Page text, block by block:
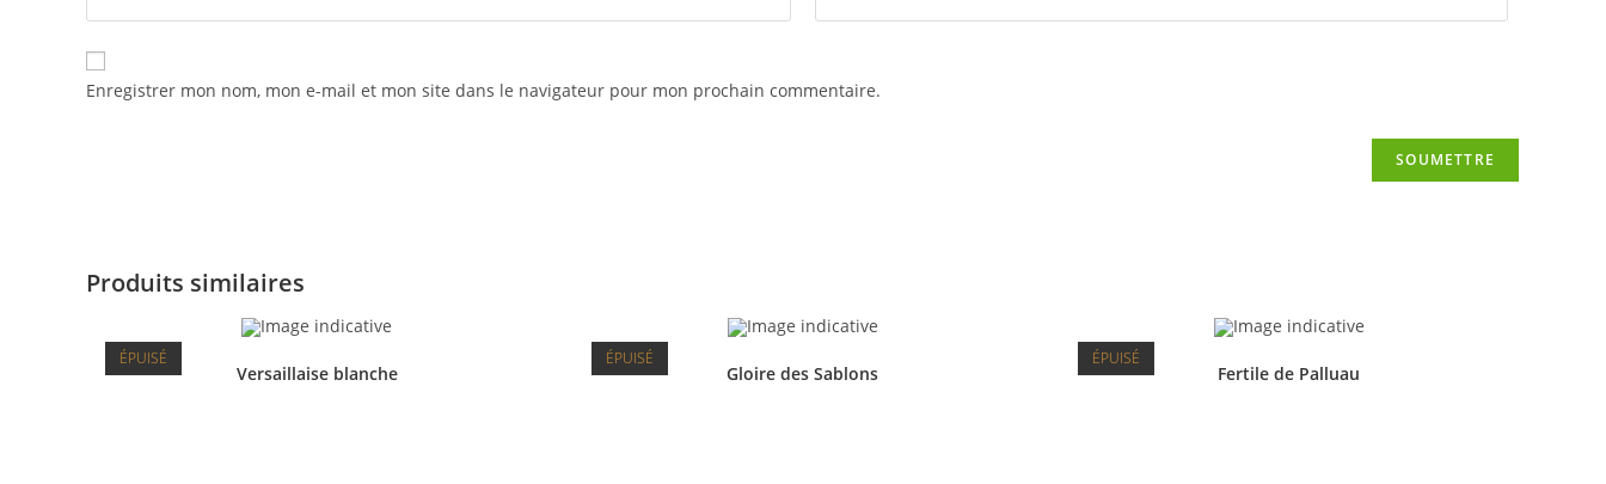
Enregistrer mon nom, mon e-mail et mon site dans le navigateur pour mon prochain commentaire.
Produits similaires
ÉPUISÉ
Versaillaise blanche
ÉPUISÉ
Gloire des Sablons
ÉPUISÉ
Fertile de Palluau